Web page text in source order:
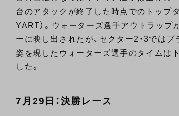
台のアタックが終了した時点でのトップ
YART）。ウォーターズ選手アウトラッ
ーに映し出されたが、セクター2・3では
姿を現したウォーターズ選手のタイムは
した。
7月29日：決勝レース